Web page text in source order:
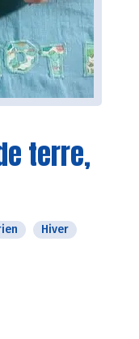
terre,
Hiver